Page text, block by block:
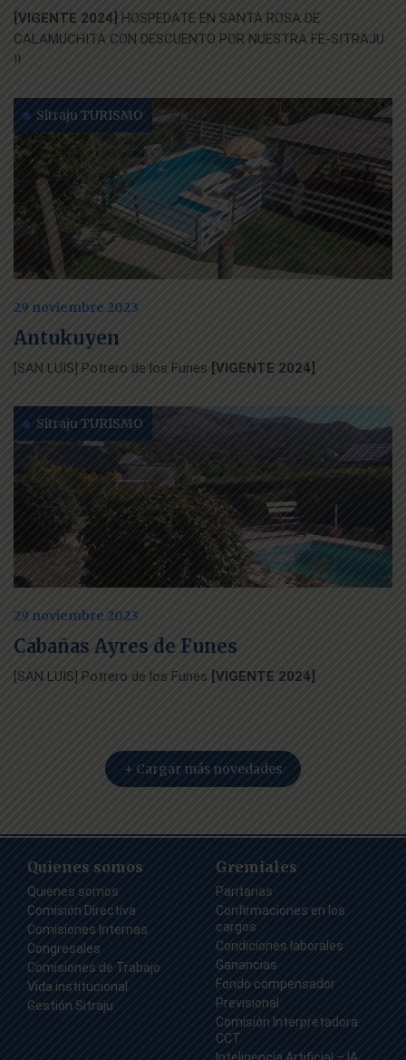
[VIGENTE 2024] HOSPEDATE EN SANTA ROSA DE
CALAMUCHITA CON DESCUENTO POR NUESTRA FE-SITRAJU
!!
Sitraju TURISMO
29 noviembre 2023
Antukuyen
[SAN LUIS] Potrero de los Funes [VIGENTE 2024]
Sitraju TURISMO
29 noviembre 2023
Cabañas Ayres de Funes
[SAN LUIS] Potrero de los Funes [VIGENTE 2024]
+ Cargar más novedades
Quienes somos
Quienes somos
Comisión Directiva
Comisiones Internas
Congresales
Comisiones de Trabajo
Vida institucional
Gestión Sitraju
Gremiales
Paritarias
Confirmaciones en los
cargos
Condiciones laborales
Ganancias
Fondo compensador
Previsional
Comisión Interpretadora
CCT